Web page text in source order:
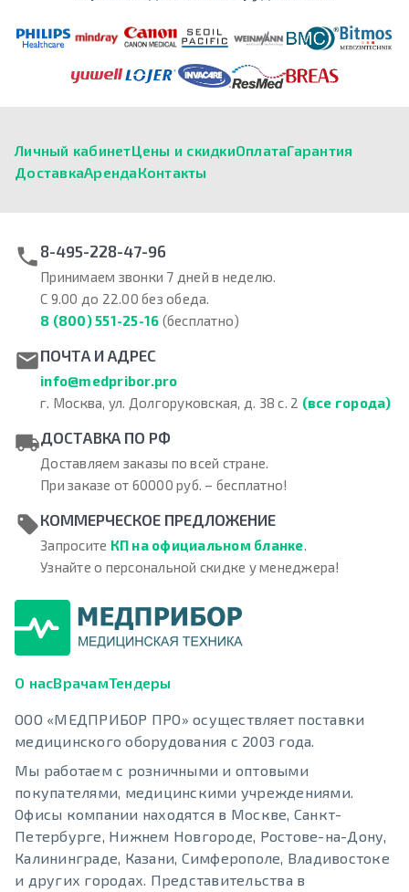
Личный кабинетЦены и скидкиОплатаГарантия
ДоставкаАрендаКонтакты
8-495-228-47-96
Принимаем звонки 7 дней в неделю.
С 9.00 до 22.00 без обеда.
8 (800) 551-25-16 (бесплатно)
ПОЧТА И АДРЕС
info@medpribor.pro
г. Москва, ул. Долгоруковская, д. 38 с. 2 (все города)
ДОСТАВКА ПО РФ
Доставляем заказы по всей стране.
При заказе от 60000 руб. – бесплатно!
КОММЕРЧЕСКОЕ ПРЕДЛОЖЕНИЕ
Запросите КП на официальном бланке.
Узнайте о персональной скидке у менеджера!
О насВрачамТендеры
ООО «МЕДПРИБОР ПРО» осуществляет поставки
медицинского оборудования с 2003 года.
Мы работаем с розничными и оптовыми
покупателями, медицинскими учреждениями.
Офисы компании находятся в Москве, Санкт-
Петербурге, Нижнем Новгороде, Ростове-на-Дону,
Калининграде, Казани, Симферополе, Владивостоке
и других городах. Представительства в